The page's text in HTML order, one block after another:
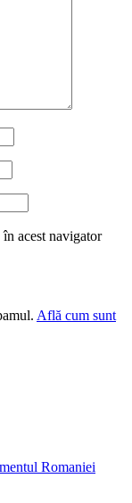
acest navigator
Află cum sunt
Romaniei